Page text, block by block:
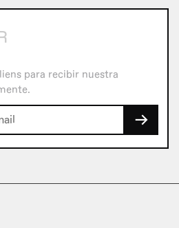
para recibir nuestra
→